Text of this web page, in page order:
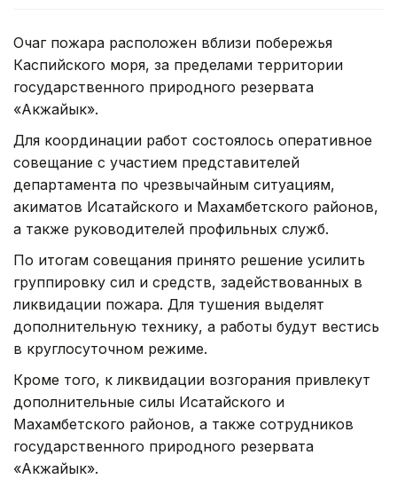
Очаг пожара расположен вблизи побережья
Каспийского моря, за пределами территории
государственного природного резервата
«Акжайык».
Для координации работ состоялось оперативное
совещание с участием представителей
департамента по чрезвычайным ситуациям,
акиматов Исатайского и Махамбетского районов,
а также руководителей профильных служб.
По итогам совещания принято решение усилить
группировку сил и средств, задействованных в
ликвидации пожара. Для тушения выделят
дополнительную технику, а работы будут вестись
в круглосуточном режиме.
Кроме того, к ликвидации возгорания привлекут
дополнительные силы Исатайского и
Махамбетского районов, а также сотрудников
государственного природного резервата
«Акжайык».